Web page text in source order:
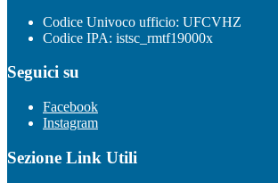
Codice Univoco ufficio: UFCVHZ
Codice IPA: istsc_rmtf19000x
Seguici su
Facebook
Instagram
Sezione Link Utili